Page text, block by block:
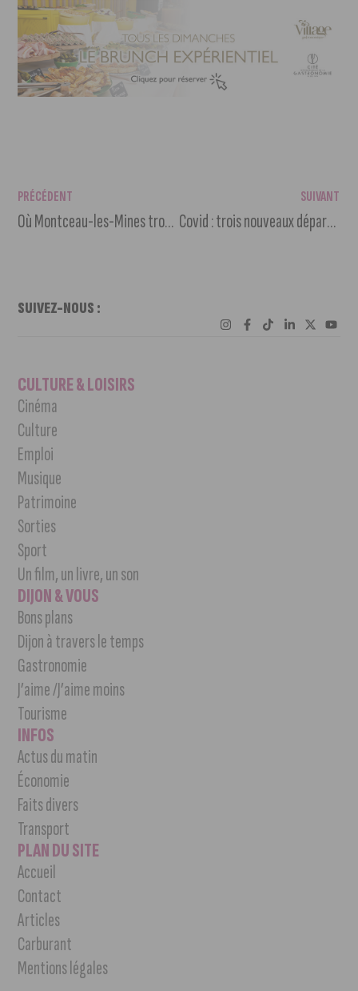
PRÉCÉDENT
Où Montceau-les-Mines trouve-t-elle son énergie ? Réponse dans La Tête à l’Endroit avec Guillaume Pierre
SUIVANT
Covid : trois nouveaux départements soumis aux restrictions renforcées. Bientôt la Bourgogne Franche Comté ?
SUIVEZ-NOUS :
CULTURE & LOISIRS
Cinéma
Culture
Emploi
Musique
Patrimoine
Sorties
Sport
Un film, un livre, un son
DIJON & VOUS
Bons plans
Dijon à travers le temps
Gastronomie
J’aime /J’aime moins
Tourisme
INFOS
Actus du matin
Économie
Faits divers
Transport
PLAN DU SITE
Accueil
Contact
Articles
Carburant
Mentions légales